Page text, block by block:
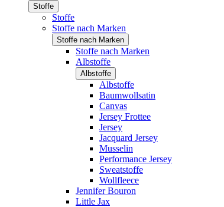
Stoffe
Stoffe
Stoffe nach Marken
Stoffe nach Marken
Stoffe nach Marken
Albstoffe
Albstoffe
Albstoffe
Baumwollsatin
Canvas
Jersey Frottee
Jersey
Jacquard Jersey
Musselin
Performance Jersey
Sweatstoffe
Wollfleece
Jennifer Bouron
Little Jax